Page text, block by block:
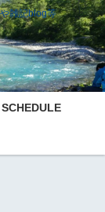
雑記blog等